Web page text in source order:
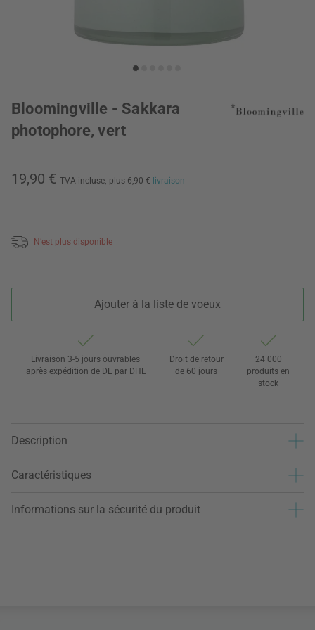
Bloomingville - Sakkara
photophore, vert
19,90 € TVA incluse, plus 6,90 € livraison
N’est plus disponible
Ajouter à la liste de voeux
Livraison 3-5 jours ouvrables
après expédition de DE par DHL
Droit de retour
de 60 jours
24 000
produits en
stock
Description
Caractéristiques
Informations sur la sécurité du produit